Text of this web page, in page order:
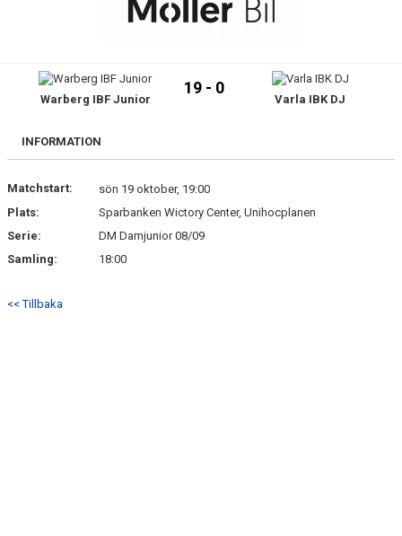
BILDGALLERI
DOKUMENT
MATCHER
Warberg IBF Junior
19 - 0
Varla IBK DJ
INFORMATION
Matchstart:
sön 19 oktober, 19:00
Plats:
Sparbanken Wictory Center, Unihocplanen
Serie:
DM Damjunior 08/09
Samling:
18:00
<< Tillbaka